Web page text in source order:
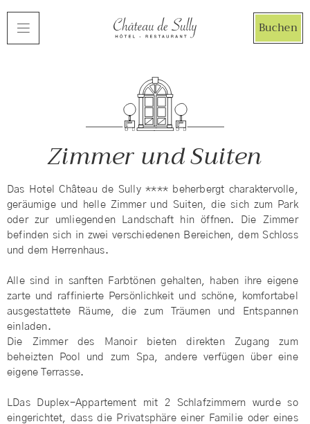
Buchen
Zimmer und Suiten
Das Hotel Château de Sully **** beherbergt charaktervolle,
geräumige und helle Zimmer und Suiten, die sich zum Park
oder zur umliegenden Landschaft hin öffnen. Die Zimmer
befinden sich in zwei verschiedenen Bereichen, dem Schloss
und dem Herrenhaus.
Alle sind in sanften Farbtönen gehalten, haben ihre eigene
zarte und raffinierte Persönlichkeit und schöne, komfortabel
ausgestattete Räume, die zum Träumen und Entspannen
einladen.
Die Zimmer des Manoir bieten direkten Zugang zum
beheizten Pool und zum Spa, andere verfügen über eine
eigene Terrasse.
Das Duplex-Appartement mit 2 Schlafzimmern wurde so
eingerichtet, dass die Privatsphäre einer Familie oder eines
Cookie-Einstellungen